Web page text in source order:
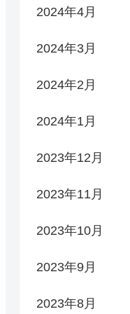
2024年4月
2024年3月
2024年2月
2024年1月
2023年12月
2023年11月
2023年10月
2023年9月
2023年8月